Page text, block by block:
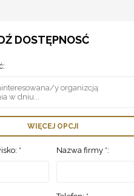
DOSTĘPNOSĆ
WIĘCEJ OPCJI
* Nazwa firmy *: